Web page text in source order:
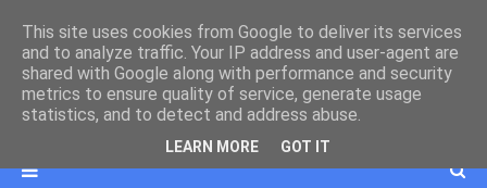
This site uses cookies from Google to deliver its services
and to analyze traffic. Your IP address and user-agent are
shared with Google along with performance and security
metrics to ensure quality of service, generate usage
statistics, and to detect and address abuse.
LEARN MORE GOT IT